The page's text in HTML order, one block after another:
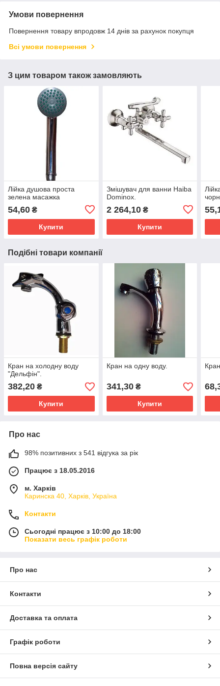
Умови повернення
Повернення товару впродовж 14 днів за рахунок покупця
Всі умови повернення
З цим товаром також замовляють
Лійка душова проста
зелена масажка
54,60 ₴
Купити
Змішувач для ванни Haiba
Dominox.
2 264,10₴
Купити
Подібні товари компанії
Кран на холодну воду
"Дельфін".
382,20 ₴
Купити
Кран на одну воду.
341,30₴
Купити
Про нас
98% позитивних з 541 відгука за рік
Працює з 18.05.2016
м. Харків
Каринска 40, Харків, Україна
Контакти
Сьогодні працює з 10:00 до 18:00
Показати весь графік роботи
Про нас
Контакти
Доставка та оплата
Графік роботи
Повна версія сайту